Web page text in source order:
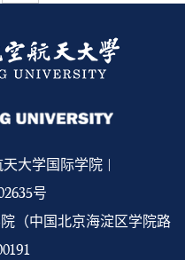
大学国际学院 |
号
（中国北京海淀区学院路